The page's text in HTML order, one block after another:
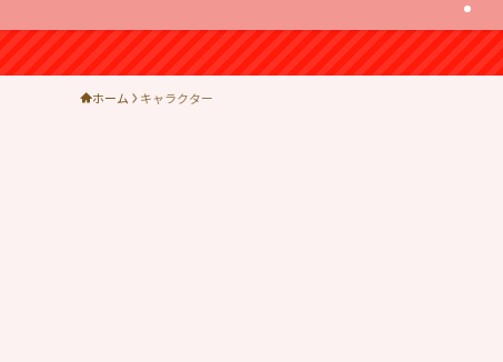
ホーム キャラクター